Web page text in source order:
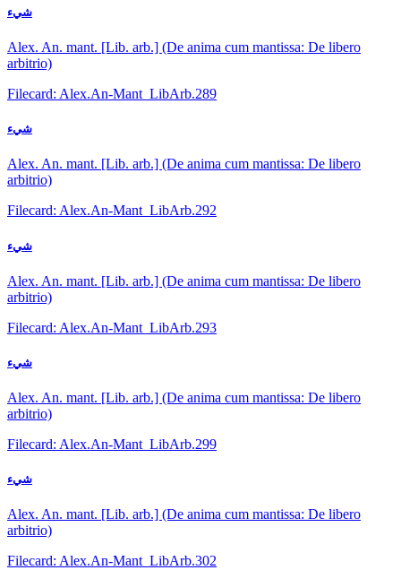
شيء
Alex. An. mant. [Lib. arb.] (De anima cum mantissa: De libero
arbitrio)
Filecard: Alex.An-Mant_LibArb.289
شيء
Alex. An. mant. [Lib. arb.] (De anima cum mantissa: De libero
arbitrio)
Filecard: Alex.An-Mant_LibArb.292
شيء
Alex. An. mant. [Lib. arb.] (De anima cum mantissa: De libero
arbitrio)
Filecard: Alex.An-Mant_LibArb.293
شيء
Alex. An. mant. [Lib. arb.] (De anima cum mantissa: De libero
arbitrio)
Filecard: Alex.An-Mant_LibArb.299
شيء
Alex. An. mant. [Lib. arb.] (De anima cum mantissa: De libero
arbitrio)
Filecard: Alex.An-Mant_LibArb.302